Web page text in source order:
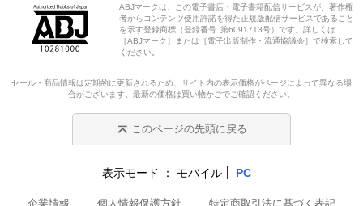
ABJマークは、この電子書店・電子書籍配信サービスが、著作権
者からコンテンツ使用許諾を得た正規版配信サービスであること
を示す登録商標（登録番号 第6091713号）です。詳しくは
［ABJマーク］または［電子出版制作・流通協議会］で検索して
ください。
セール・商品情報は定期的に更新されるため、サイト内の表示価格がページによって異なる場
合がございます。最新の価格は買い物かごでご確認ください。
このページの先頭に戻る
表示モード モバイル PC
企業情報 個人情報保護方針 特定商取引法に基づく表記